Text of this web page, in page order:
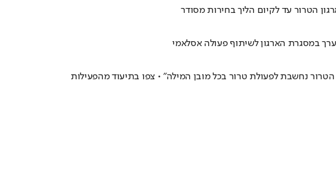
הטרור עד לקיום הליך בחירות מסודר
נחשבת לפעולת טרור בכל מובן המילה" • צפו בתיעוד מהפעילות